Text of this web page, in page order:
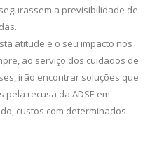
a previsibilidade de
atitude e o seu impacto nos
ao serviço dos cuidados de
irão encontrar soluções que
recusa da ADSE em
custos com determinados